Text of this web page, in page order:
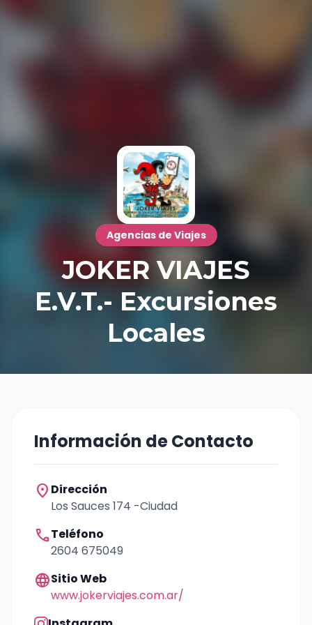
Agencias de Viajes
JOKER VIAJES
E.V.T.- Excursiones
Locales
Información de Contacto
location_on Dirección
Los Sauces 174 -Ciudad
callTeléfono
2604 675049
languageSitio Web
www.jokerviajes.com.ar/